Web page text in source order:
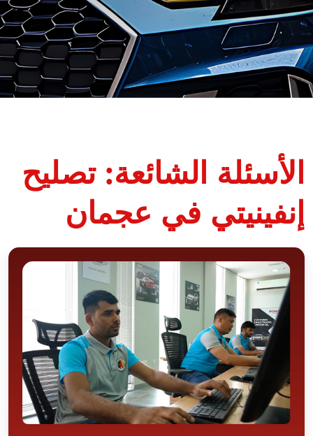
الأسئلة الشائعة: تصليح
إنفينيتي في عجمان